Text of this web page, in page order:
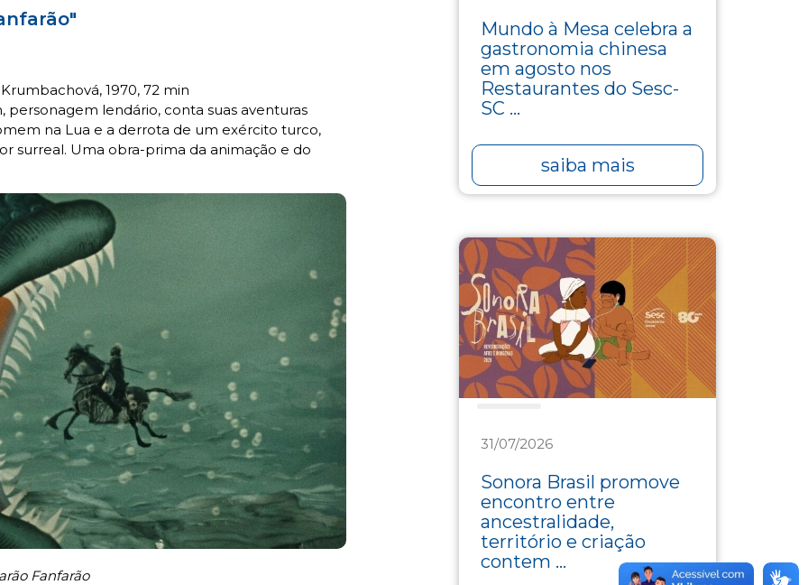
1970, 72 min
personagem lendário, conta suas aventuras
na Lua e a derrota de um exército turco,
surreal. Uma obra-prima da animação e do
Fanfarão
Mundo à Mesa celebra a
gastronomia chinesa
em agosto nos
Restaurantes do Sesc-
SC ...
saiba mais
31/07/2026
Sonora Brasil promove
encontro entre
ancestralidade,
território e criação
contem ...